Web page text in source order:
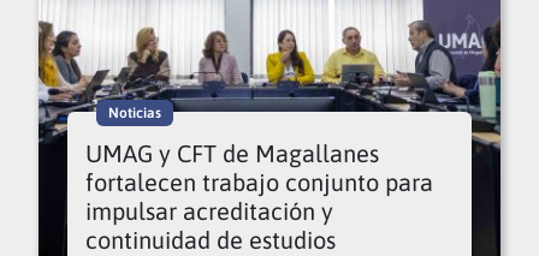
Noticias
UMAG y CFT de Magallanes
fortalecen trabajo conjunto para
impulsar acreditación y
continuidad de estudios